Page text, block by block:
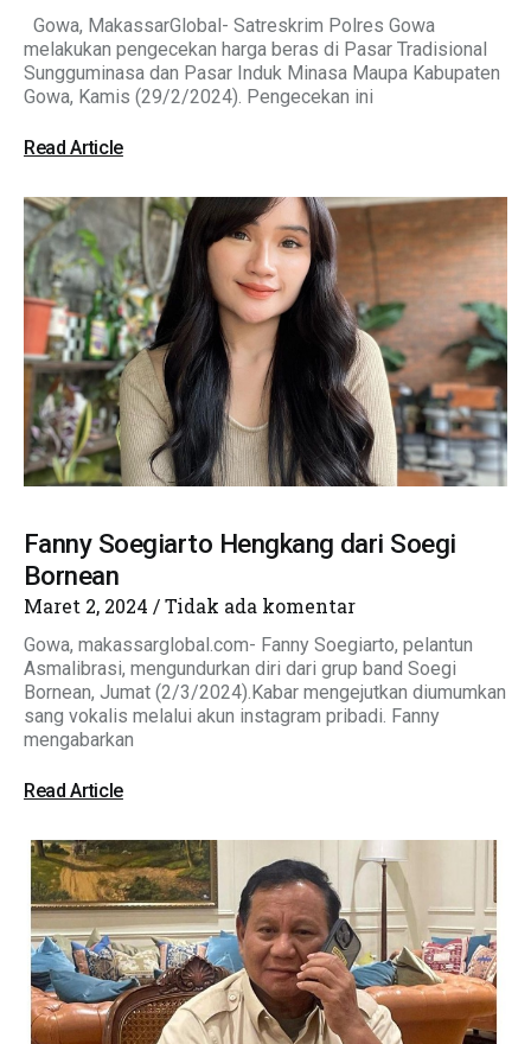
Gowa, MakassarGlobal- Satreskrim Polres Gowa
melakukan pengecekan harga beras di Pasar Tradisional
Sungguminasa dan Pasar Induk Minasa Maupa Kabupaten
Gowa, Kamis (29/2/2024). Pengecekan ini
Read Article
Fanny Soegiarto Hengkang dari Soegi
Bornean
Maret 2, 2024 Tidak ada komentar
Gowa, makassarglobal.com- Fanny Soegiarto, pelantun
Asmalibrasi, mengundurkan diri dari grup band Soegi
Bornean, Jumat (2/3/2024).Kabar mengejutkan diumumkan
sang vokalis melalui akun instagram pribadi. Fanny
mengabarkan
Read Article